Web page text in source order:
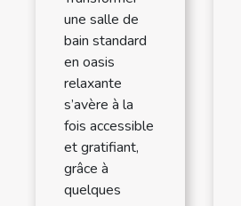
une salle de
bain standard
en oasis
relaxante
s’avère à la
fois accessible
et gratifiant,
grâce à
quelques